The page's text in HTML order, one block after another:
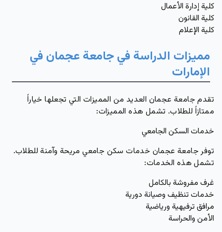
كلية إدارة الأعمال
كلية القانون
كلية الإعلام
مميزات الدراسة في جامعة عجمان في
الإمارات
تقدم جامعة عجمان العديد من المميزات التي تجعلها خياراً
ممتازاً للطلاب. تشمل هذه المميزات:
خدمات السكن الجامعي
توفر جامعة عجمان خدمات سكن جامعي مريحة وآمنة للطلاب.
تشمل هذه الخدمات:
غرف مفروشة بالكامل
خدمات تنظيف وصيانة دورية
مرافق ترفيهية ورياضية
الأمن والحراسة